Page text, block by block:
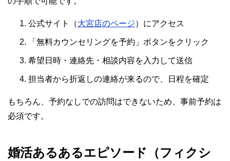
公式サイト（大宮店のページ）にアクセス
「無料カウンセリングを予約」ボタンをクリック
希望日時・連絡先・相談内容を入力して送信
担当者から折返しの連絡が来るので、日程を確定
もちろん、予約なしでの訪問はできないため、事前予約は
必須です。
婚活あるあるエピソード（フィクシ